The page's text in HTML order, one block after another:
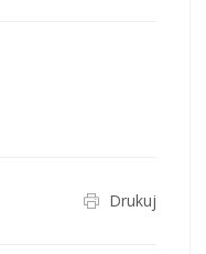
Drukuj